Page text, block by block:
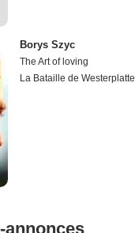
Borys Szyc
The Art of loving
La Bataille de Westerplatte
annonces